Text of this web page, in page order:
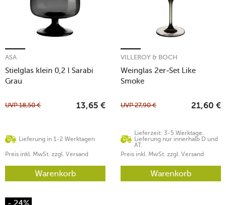
Stielglas klein 0,2 l Sarabi
Grau
ASA
Lieferung in 1-2 Werktagen
UVP18,50 € 13,65 €
Preis inkl. MwSt. zzgl. Versand
Warenkorb
Weinglas 2er-Set Like
Smoke
VILLEROY & BOCH
Lieferzeit: 3-5 Werktage.
Lieferung nur innerhalb D und
AT.
UVP27,90 € 21,60 €
Preis inkl. MwSt. zzgl. Versand
Warenkorb